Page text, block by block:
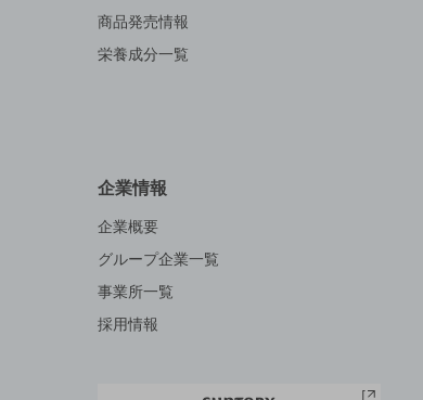
商品発売情報
栄養成分一覧
企業情報
企業概要
グループ企業一覧
事業所一覧
採用情報